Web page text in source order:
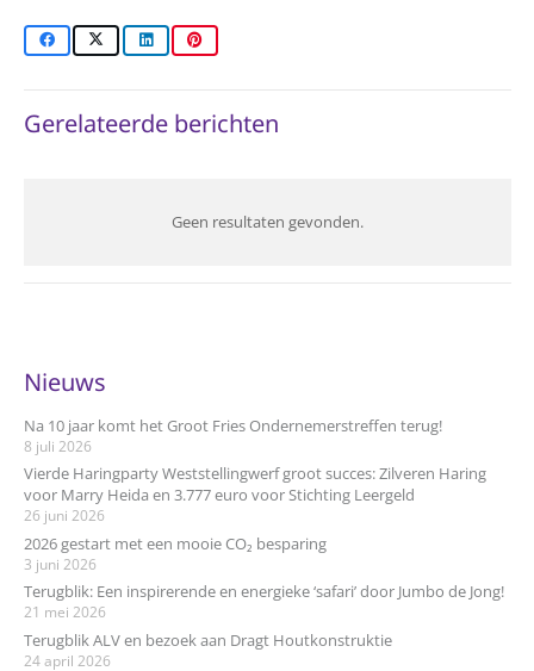
Gerelateerde berichten
Geen resultaten gevonden.
Nieuws
Na 10 jaar komt het Groot Fries Ondernemerstreffen terug!
8 juli 2026
Vierde Haringparty Weststellingwerf groot succes: Zilveren Haring
voor Marry Heida en 3.777 euro voor Stichting Leergeld
26 juni 2026
2026 gestart met een mooie CO₂ besparing
3 juni 2026
Terugblik: Een inspirerende en energieke ‘safari’ door Jumbo de Jong!
21 mei 2026
Terugblik ALV en bezoek aan Dragt Houtkonstruktie
24 april 2026